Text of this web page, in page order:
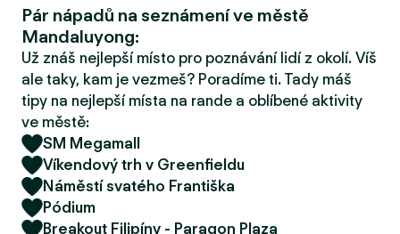
e
u
Pár nápadů na seznámení ve městě
Mandaluyong:
Už znáš nejlepší místo pro poznávání lidí z okolí. Víš
ale taky, kam je vezmeš? Poradíme ti. Tady máš
tipy na nejlepší místa na rande a oblíbené aktivity
ve městě:
SM Megamall
Víkendový trh v Greenfieldu
Náměstí svatého Františka
Pódium
Breakout Filipíny - Paragon Plaza